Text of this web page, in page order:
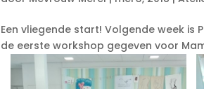
Een vliegende start! Volgende week is
de eerste workshop gegeven voor